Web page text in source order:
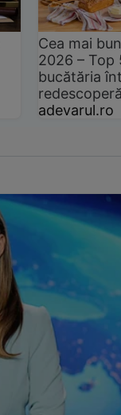
Cea mai
2026 –
bucătăria
adevarul.ro